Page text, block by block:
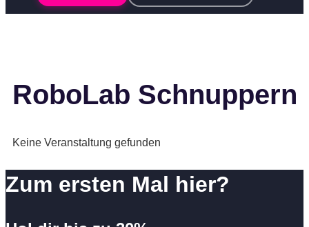
RoboLab Schnuppern
Keine Veranstaltung gefunden
Zum ersten Mal hier?